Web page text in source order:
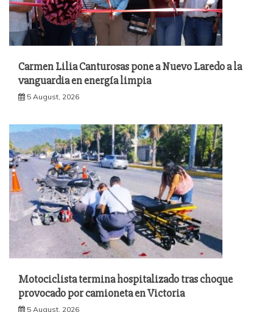
Carmen Lilia Canturosas pone a Nuevo Laredo a la
vanguardia en energía limpia
5 August, 2026
Motociclista termina hospitalizado tras choque
provocado por camioneta en Victoria
5 August, 2026